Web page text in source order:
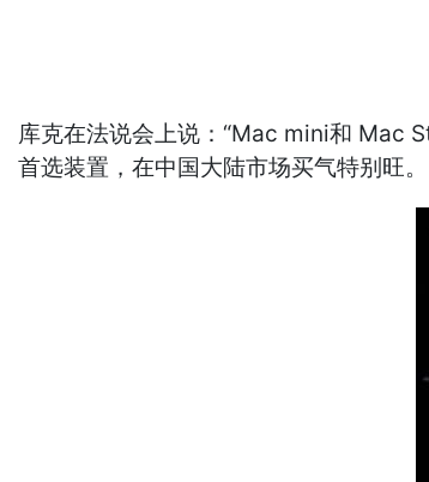
库克在法说会上说：“Mac mini和 Mac
首选装置，在中国大陆市场买气特别旺。